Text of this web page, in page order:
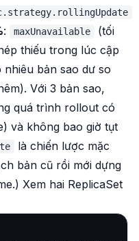
: maxUnavailable
(tối
thiếu trong lúc cập
nhiêu bản sao dư so
Với 3 bản sao,
quá trình rollout có
và không bao giờ tụt
là chiến lược mặc
bản cũ rồi mới dựng
Xem hai ReplicaSet